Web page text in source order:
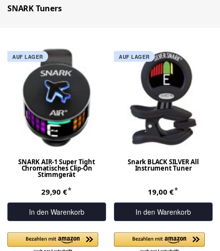
SNARK Tuners
AUF LAGER
SNARK AIR-1 Super Tight
Chromatisches Clip-On
Stimmgerät
29,90 €*
In den Warenkorb
AUF LAGER
Snark BLACK SILVER All
Instrument Tuner
19,00 €*
In den Warenkorb